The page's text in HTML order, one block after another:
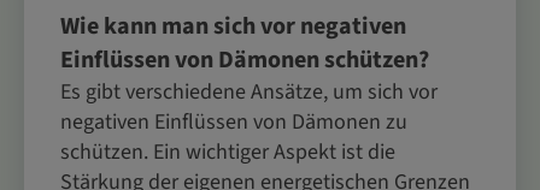
Wie kann man sich vor negativen
Einflüssen von Dämonen schützen?
Es gibt verschiedene Ansätze, um sich vor
negativen Einflüssen von Dämonen zu
schützen. Ein wichtiger Aspekt ist die
Stärkung der eigenen energetischen Grenzen